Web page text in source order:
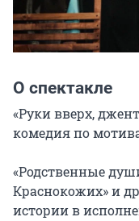
О спектакле
«Руки вверх,
комедия по
«Родственные
Краснокожих» и
истории в